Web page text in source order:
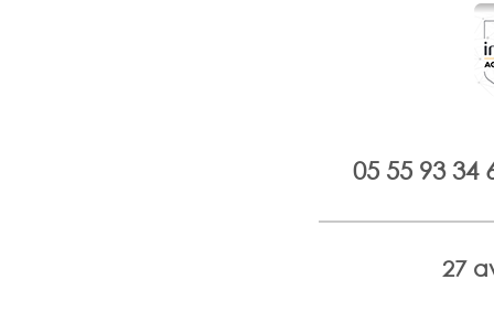
05 55 93 34
27